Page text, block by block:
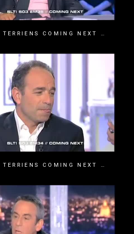
SALUT LES TERRIENS COMING NEXT SAISON 3 ÉMISSION 34